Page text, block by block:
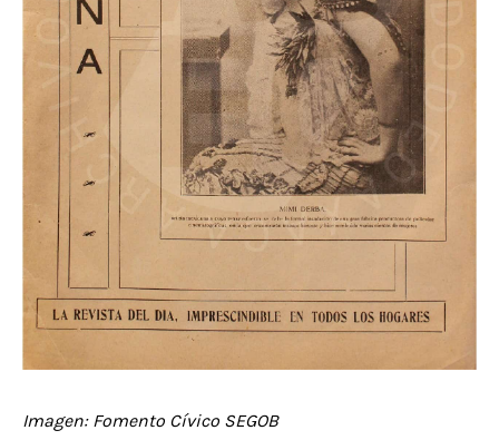
Imagen: Fomento Cívico SEGOB